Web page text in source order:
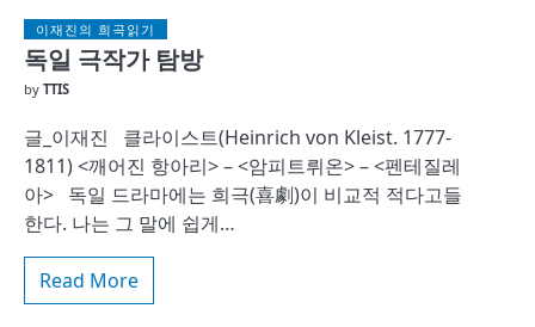
이재진의 희곡읽기
독일 극작가 탐방
by TTIS
글_이재진 클라이스트(Heinrich von Kleist. 1777-
1811) <깨어진 항아리> – <암피트뤼온> – <펜테질레
아> 독일 드라마에는 희극(喜劇)이 비교적 적다고들
한다. 나는 그 말에 쉽게…
Read More